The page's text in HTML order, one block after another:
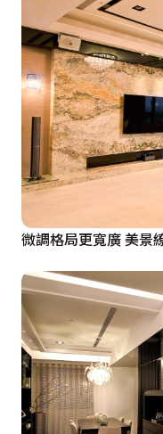
微調格局更寬廣 美景